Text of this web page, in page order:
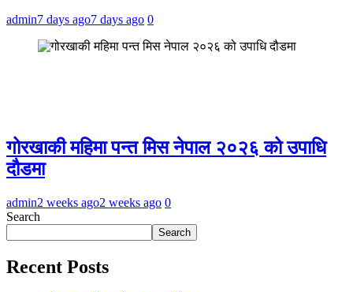
admin7 days ago7 days ago 0
गोरखाकी महिमा पन्त मिस नेपाल २०२६ को उपाधि
दौडमा
admin2 weeks ago2 weeks ago 0
Search
Search
Recent Posts